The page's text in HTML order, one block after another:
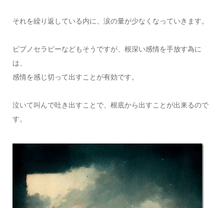
それを繰り返している内に、涙の量が少なくなっていきます。
ピプノセラピーなどもそうですが、根深い感情を手放す為に
は、
感情を感じ切って出すことが有効です。
泣いて叫んで吐き出すことで、根底から出すことが出来るので
す。